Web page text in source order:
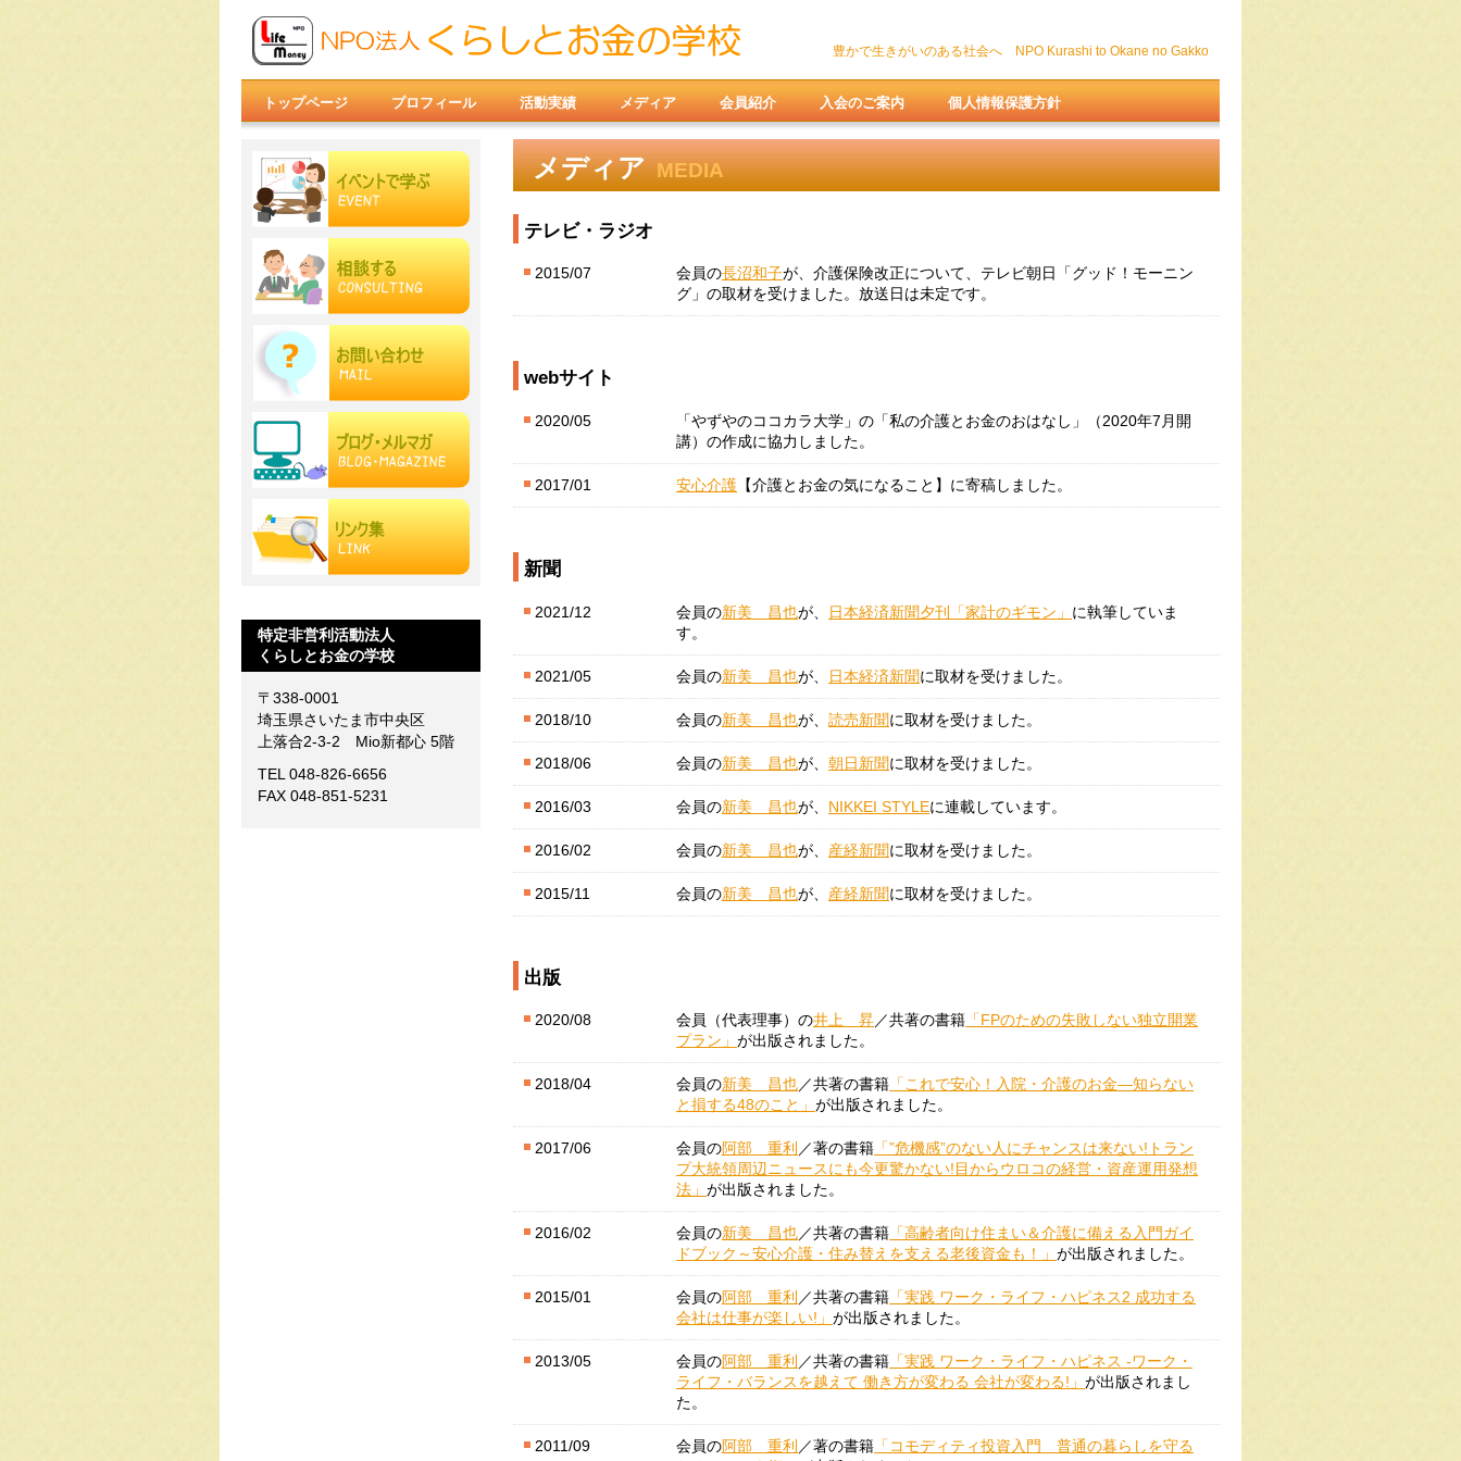
豊かで生きがいのある社会へ NPO Kurashi to Okane no Gakko
メディア MEDIA
テレビ・ラジオ
2015/07 会員の長沼和子が、介護保険改正について、テレビ朝日「グッド！モーニン
グ」の取材を受けました。放送日は未定です。
webサイト
2020/05
「やずやのココカラ大学」の「私の介護とお金のおはなし」（2020年7月開
講）の作成に協力しました。
2017/01 安心介護 【介護とお金の気になること】に寄稿しました。
新聞
2021/12 会員の新美 昌也が、 日本経済新聞夕刊「家計のギモン」 に執筆していま
す。
2021/05 会員の新美 昌也が、 日本経済新聞に取材を受けました。
2018/10 会員の新美 昌也が、 読売新聞に取材を受けました。
2018/06 会員の新美 昌也が、 朝日新聞に取材を受けました。
2016/03 会員の新美 昌也が、 NIKKEI STYLEに連載しています。
2016/02 会員の新美 昌也が、 産経新聞に取材を受けました。
2015/11 会員の新美 昌也が、 産経新聞に取材を受けました。
出版
2020/08 会員（代表理事）の井上 昇／共著の書籍 「FPのための失敗しない独立開業
プラン」 が出版されました。
2018/04 会員の新美 昌也／共著の書籍 「これで安心！入院・介護のお金―知らない
と損する48のこと」 が出版されました。
2017/06 会員の阿部 重利 ／著の書籍 「”危機感”のない人にチャンスは来ない!トラン
プ大統領周辺ニュースにも今更驚かない!目からウロコの経営・資産運用発想
法」 が出版されました。
2016/02 会員の新美 昌也／共著の書籍 「高齢者向け住まい＆介護に備える入門ガイ
ドブック～安心介護・住み替えを支える老後資金も！」 が出版されました。
2015/01 会員の阿部 重利 ／共著の書籍 「実践 ワーク・ライフ・ハピネス2 成功する
会社は仕事が楽しい!」 が出版されました。
2013/05 会員の阿部 重利 ／共著の書籍 「実践 ワーク・ライフ・ハピネス -ワーク・
ライフ・バランスを越えて 働き方が変わる 会社が変わる!」 が出版されまし
た。
2011/09 会員の阿部 重利 ／著の書籍 「コモディティ投資入門 普通の暮らしを守る
トップページ プロフィール 活動実績 メディア 会員紹介 入会のご案内 個人情報保護方針
特定非営利活動法人
くらしとお金の学校
〒338-0001
埼玉県さいたま市中央区
上落合2-3-2 Mio新都心 5階
TEL 048-826-6656
FAX 048-851-5231